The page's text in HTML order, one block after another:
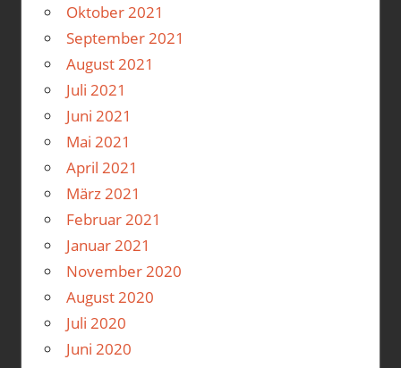
Oktober 2021
September 2021
August 2021
Juli 2021
Juni 2021
Mai 2021
April 2021
März 2021
Februar 2021
Januar 2021
November 2020
August 2020
Juli 2020
Juni 2020